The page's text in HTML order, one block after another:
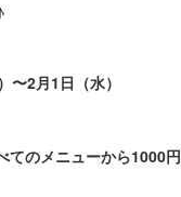
〜2月1日（水）
てのメニューから1000